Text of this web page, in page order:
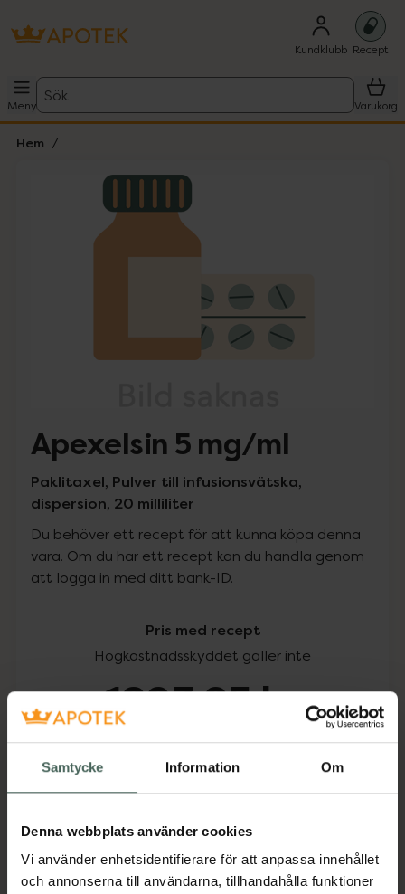
Samtycke Information Om
Denna webbplats använder cookies
Vi använder enhetsidentifierare för att anpassa innehållet
och annonserna till användarna, tillhandahålla funktioner
Kundklubb Recept
Meny
Sök
Varukorg
Hem
Lista: . Innehåller 1 objekt.
Apexelsin 5 mg/ml
Paklitaxel, Pulver till infusionsvätska,
dispersion, 20 milliliter
Du behöver ett recept för att kunna köpa denna
vara. Om du har ett recept kan du handla genom
att logga in med ditt bank-ID.
Pris med recept
Högkostnadsskyddet gäller inte
1893,25 kr
I apotek:1893,25 kr
Aktuella erbjudanden